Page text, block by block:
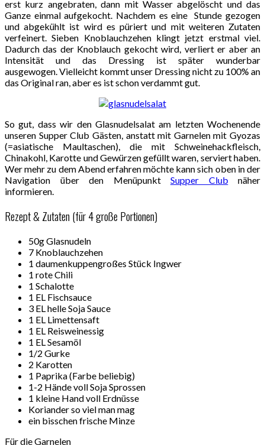
erst kurz angebraten, dann mit Wasser abgelöscht und das
Ganze einmal aufgekocht. Nachdem es eine Stunde gezogen
und abgekühlt ist wird es püriert und mit weiteren Zutaten
verfeinert. Sieben Knoblauchzehen klingt jetzt erstmal viel.
Dadurch das der Knoblauch gekocht wird, verliert er aber an
Intensität und das Dressing ist später wunderbar
ausgewogen. Vielleicht kommt unser Dressing nicht zu 100% an
das Original ran, aber es ist schon verdammt gut.
So gut, dass wir den Glasnudelsalat am letzten Wochenende
unseren Supper Club Gästen, anstatt mit Garnelen mit Gyozas
(=asiatische Maultaschen), die mit Schweinehackfleisch,
Chinakohl, Karotte und Gewürzen gefüllt waren, serviert haben.
Wer mehr zu dem Abend erfahren möchte kann sich oben in der
Navigation über den Menüpunkt Supper Club näher
informieren.
Rezept & Zutaten (für 4 große Portionen)
50g Glasnudeln
7 Knoblauchzehen
1 daumenkuppengroßes Stück Ingwer
1 rote Chili
1 Schalotte
1 EL Fischsauce
3 EL helle Soja Sauce
1 EL Limettensaft
1 EL Reisweinessig
1 EL Sesamöl
1/2 Gurke
2 Karotten
1 Paprika (Farbe beliebig)
1-2 Hände voll Soja Sprossen
1 kleine Hand voll Erdnüsse
Koriander so viel man mag
ein bisschen frische Minze
Für die Garnelen